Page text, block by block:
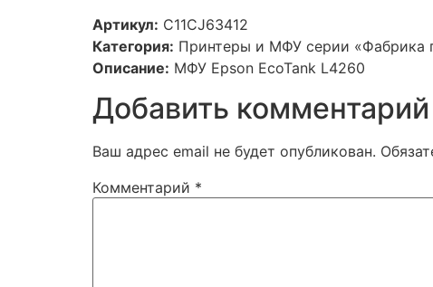
Артикул: C11CJ63412
Категория: Принтеры и МФУ серии «Фабрика
Описание: МФУ Epson EcoTank L4260
Добавить комментарий
Ваш адрес email не будет опубликован.
Комментарий *